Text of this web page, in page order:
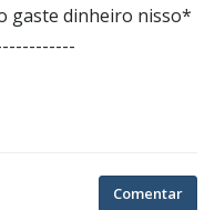
gaste dinheiro nisso*
Comentar